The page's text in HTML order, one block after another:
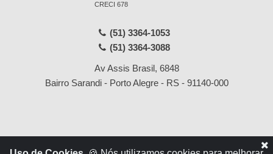
CRECI 678
(51) 3364-1053
(51) 3364-3088
Av Assis Brasil, 6848
Bairro Sarandi - Porto Alegre - RS - 91140-000